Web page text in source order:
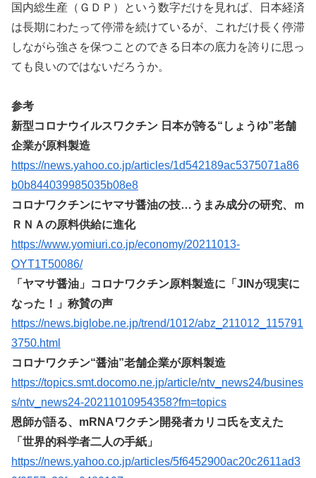
国内総生産（ＧＤＰ）という数字だけを見れば、日本経済
は長期にわたって停滞を続けているが、これだけ長く停滞
しながら強さを保つことのできる日本の底力を誇りに思っ
ても良いのではないだろうか。
参考
新型コロナウイルスワクチン 日本が誇る“しょうゆ”老舗
企業が原料製造
https://news.yahoo.co.jp/articles/1d542189ac5375071a86
b0b844039985035b08e8
コロナワクチンにヤマサ醤油の技…うまみ成分の研究、ｍ
ＲＮＡの原料供給に進化
https://www.yomiuri.co.jp/economy/20211013-
OYT1T50086/
「ヤマサ醤油」コロナワクチン原料製造に「JINが現実に
なった！」称賛の声
https://news.biglobe.ne.jp/trend/1012/abz_211012_115791
3750.html
コロナワクチン“醤油”老舗企業が原料製造
https://topics.smt.docomo.ne.jp/article/ntv_news24/busines
s/ntv_news24-20211010954358?fm=topics
恩師が語る、mRNAワクチン開発者カリコ氏を支えた
「世界的科学者二人の手紙」
https://news.yahoo.co.jp/articles/5f6452900ac20c2611ad3